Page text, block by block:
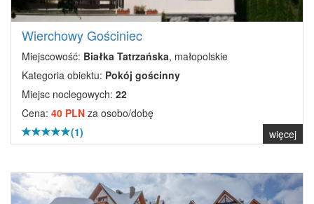
Wierchowy Gościniec
Miejscowość: Białka Tatrzańska, małopolskie
Kategoria obiektu: Pokój gościnny
Miejsc noclegowych: 22
Cena: 40 PLN za osobo/dobę
(1)
więcej